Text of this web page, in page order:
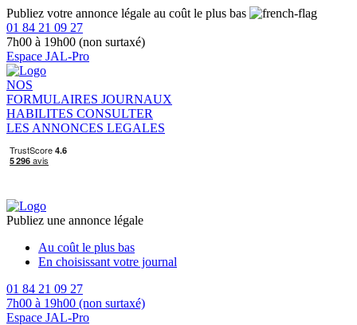
Publiez votre annonce légale au coût le plus bas
01 84 21 09 27
7h00 à 19h00 (non surtaxé)
Espace JAL-Pro
NOS
FORMULAIRES JOURNAUX
HABILITES CONSULTER
LES ANNONCES LEGALES
Publiez une annonce légale
Au coût le plus bas
En choisissant votre journal
01 84 21 09 27
7h00 à 19h00 (non surtaxé)
Espace JAL-Pro